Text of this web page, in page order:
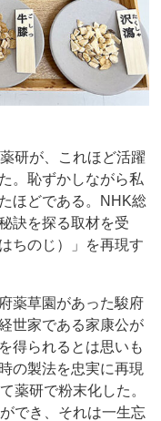
研が、これほど活躍
。恥ずかしながら私
ほどである。NHK総
訣を探る取材を受
ちのじ）」を再現す
薬草園があった駿府
世家である家康公が
得られるとは思いも
の製法を忠実に再現
薬研で粉末化した。
でき、それは一生忘